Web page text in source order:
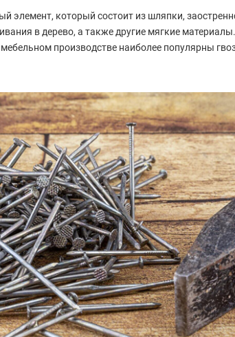
элемент, который состоит из шляпки,
в дерево, а также другие мягкие
производстве наиболее популярны